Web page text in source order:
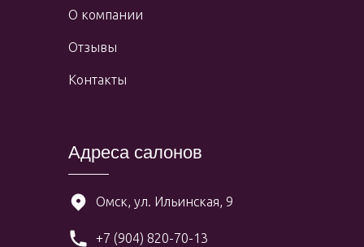
Адреса салонов
+7 (904) 820-70-13
Омск, ул. Ильинская, 9
О компании
Отзывы
Контакты